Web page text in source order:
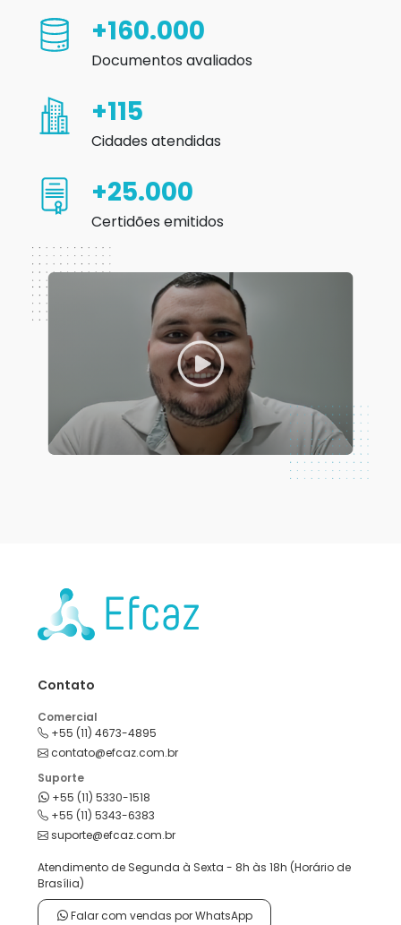
+160.000
Documentos avaliados
+115
Cidades atendidas
+25.000
Certidões emitidos
Contato
Comercial
+55 (11) 4673-4895
contato@efcaz.com.br
Suporte
+55 (11) 5330-1518
+55 (11) 5343-6383
suporte@efcaz.com.br
Atendimento de Segunda à Sexta - 8h às 18h (Horário de
Brasília)
Falar com vendas por WhatsApp